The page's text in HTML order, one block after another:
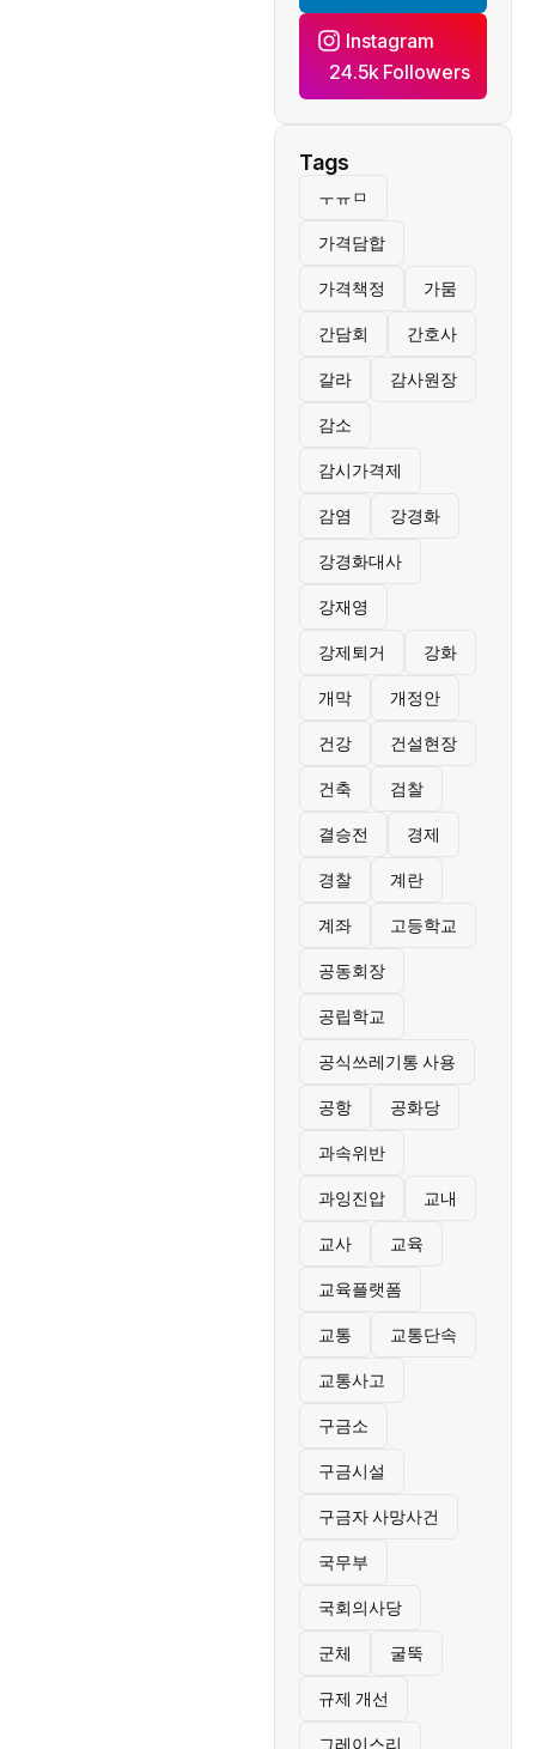
Instagram
24.5k Followers
Tags
ㅜㅠㅁ
가격담합
가격책정 가뭄
간담회 간호사
갈라 감사원장
감소
감시가격제
감염 강경화
강경화대사
강재영
강제퇴거 강화
개막 개정안
건강 건설현장
건축 검찰
결승전 경제
경찰 계란
계좌 고등학교
공동회장
공립학교
공식쓰레기통 사용
공항 공화당
과속위반
과잉진압 교내
교사 교육
교육플랫폼
교통 교통단속
교통사고
구금소
구금시설
구금자 사망사건
국무부
국회의사당
군체 굴뚝
규제 개선
그레이스리